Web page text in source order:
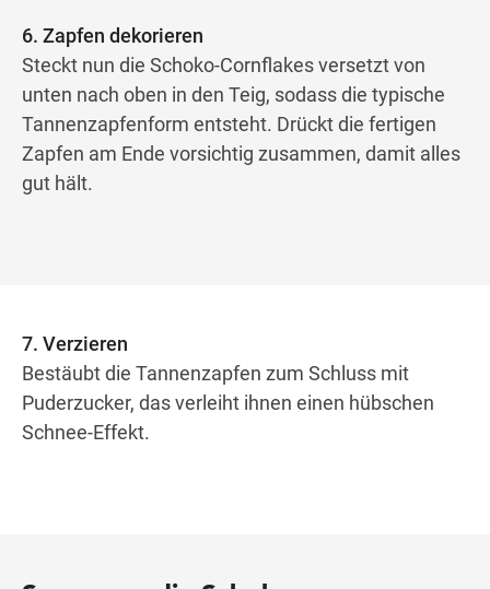
6. Zapfen dekorieren
Steckt nun die Schoko-Cornflakes versetzt von
unten nach oben in den Teig, sodass die typische
Tannenzapfenform entsteht. Drückt die fertigen
Zapfen am Ende vorsichtig zusammen, damit alles
gut hält.
7. Verzieren
Bestäubt die Tannenzapfen zum Schluss mit
Puderzucker, das verleiht ihnen einen hübschen
Schnee-Effekt.